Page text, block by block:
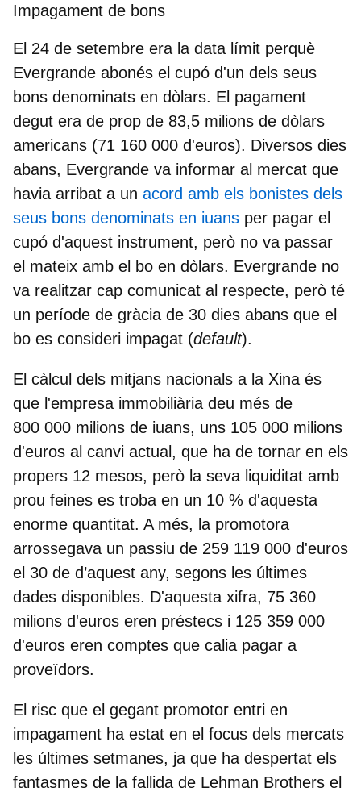
Impagament de bons
El 24 de setembre era la data límit perquè
Evergrande abonés el cupó d'un dels seus
bons denominats en dòlars. El pagament
degut era de prop de 83,5 milions de dòlars
americans (71 160 000 d'euros). Diversos dies
abans, Evergrande va informar al mercat que
havia arribat a un acord amb els bonistes dels
seus bons denominats en iuans per pagar el
cupó d'aquest instrument, però no va passar
el mateix amb el bo en dòlars. Evergrande no
va realitzar cap comunicat al respecte, però té
un període de gràcia de 30 dies abans que el
bo es consideri impagat (default).
El càlcul dels mitjans nacionals a la Xina és
que l'empresa immobiliària deu més de
800 000 milions de iuans, uns 105 000 milions
d'euros al canvi actual, que ha de tornar en els
propers 12 mesos, però la seva liquiditat amb
prou feines es troba en un 10 % d'aquesta
enorme quantitat. A més, la promotora
arrossegava un passiu de 259 119 000 d'euros
el 30 de d’aquest any, segons les últimes
dades disponibles. D'aquesta xifra, 75 360
milions d'euros eren préstecs i 125 359 000
d'euros eren comptes que calia pagar a
proveïdors.
El risc que el gegant promotor entri en
impagament ha estat en el focus dels mercats
les últimes setmanes, ja que ha despertat els
fantasmes de la fallida de Lehman Brothers el